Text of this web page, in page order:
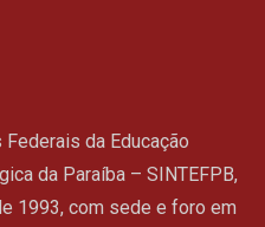
da Educação
da Paraíba – SINTEFPB,
1993, com sede e foro em